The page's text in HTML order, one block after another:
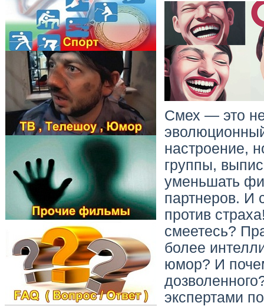
Смех — это
настроение,
группы,
уменьшать
партнеров. И
против
смеетесь?
более
юмор? И
экспертами